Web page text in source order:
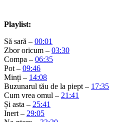
Playlist:
Să sară – 00:01
Zbor oricum – 03:30
Compa – 06:35
Pot – 09:46
Minți – 14:08
Buzunarul tău de la piept – 17:35
Cum vrea omul – 21:41
Și asta – 25:41
Inert – 29:05